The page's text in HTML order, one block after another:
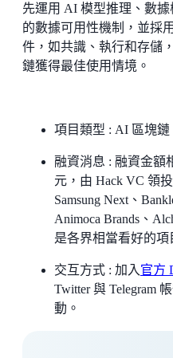
先運用 AI 模型推理、數
的數據可用性機制，並採
件，如共識、執行和存儲
鏈獲得最佳使用情境。
項目類型 : AI 區塊鏈
融資消息 : 融資金額
元，由 Hack VC 領
Samsung Next、
Animoca Brands、
是各界相當看好的項
交互方式 : 加入 官方
Twitter 與 Telegram
動。